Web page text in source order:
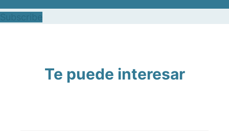
Te puede interesar